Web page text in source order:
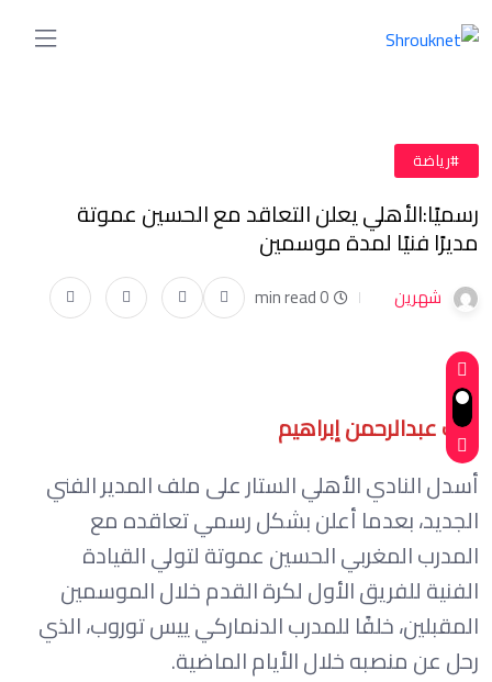
#رياضة
رسميًا:الأهلي يعلن التعاقد مع الحسين عموتة
مديرًا فنيًا لمدة موسمين
شهرين 0 min read
كتب عبدالرحمن إبراهيم
أسدل النادي الأهلي الستار على ملف المدير الفني
الجديد، بعدما أعلن بشكل رسمي تعاقده مع
المدرب المغربي الحسين عموتة لتولي القيادة
الفنية للفريق الأول لكرة القدم خلال الموسمين
المقبلين، خلفًا للمدرب الدنماركي ييس توروب، الذي
رحل عن منصبه خلال الأيام الماضية.